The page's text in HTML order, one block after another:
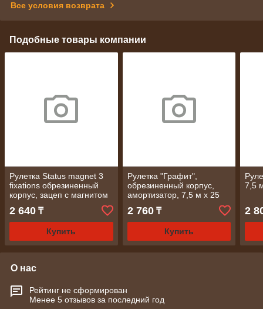
Все условия возврата
Подобные товары компании
Рулетка Status magnet 3
fixations обрезиненный
корпус, зацеп с магнитом
2 640 ₸
Купить
Рулетка "Графит",
обрезиненный корпус,
амортизатор, 7,5 м х 25
2 760₸
Купить
7,5
2
О нас
Рейтинг не сформирован
Менее 5 отзывов за последний год